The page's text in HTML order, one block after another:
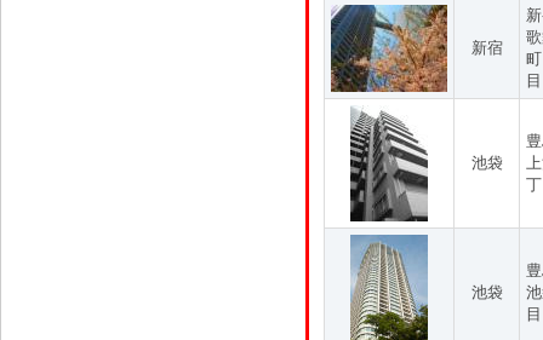
新宿
目
池袋
池袋
目